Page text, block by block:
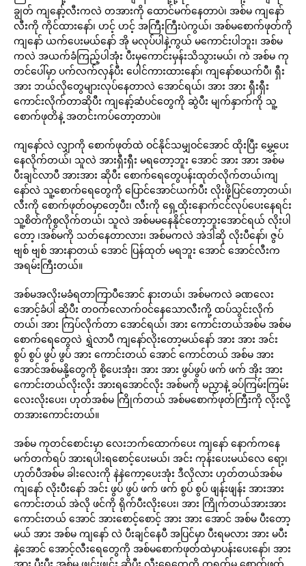
ချွတ် ကျနော့်လီးကလဲ တအားကို ထောင်မက်နေတာပဲ၊ အစ်မ ကျနော်
လီးကို ကိုင်ထားနော်၊ ဟင့် ဟင့် အကြီးကြီးပဲကွယ်၊ အစ်မစောက်ဖုတ်ကို
ကျနော် ယက်ပေးမယ်နော် အို မလုပ်ပါနဲ့ကွယ် မကောင်းပါဘူး၊ အစ်မ
ကလဲ အယက်ခံကြည့်ပါအုံး ပီးမှကောင်းမှန်းသိသွားမယ်၊ ကဲ အစ်မ ကု
တင်ပေါ်မှာ ပက်လက်လှန်ပီး ပေါင်ကားထားနော်၊ ကျနော်စယက်ပီ၊ ရှီး
အား ဘယ်လိုတွေများလုပ်နေတာလဲ အောင်ရယ်၊ အား အား ရှီးရှီး
ကောင်းလိုက်တာဆိုပီး ကျနော့်ဆံပင်တွေကို ဆွဲပီး မျက်နှာက်ကို သူ့
စောက်ဖုတိနဲ့ အတင်းကပ်တော့တာပဲ။
ကျနော်လဲ လျှာကို စောက်ဖုတ်ထဲ ဝင်နိုင်သမျှဝင်အောင် ထိုးပြီး မွှေ့ပေး
နေလိုက်တယ်၊ သူလဲ အားရှီးရှီး မရတော့ဘူး အောင် အား အား အစ်မ
ပီးချင်လာပီ အားအား ဆိုပီး စောက်ရေတွေပန်းထုတ်လိုက်တယ်၊ကျ
နော်လဲ သူ့စောက်ရေတွေကို ပြောင်အောင်ယက်ပီး လိုးဖို့ပြင်တော့တယ်၊
လီးကို စောက်ဖုတ်ဝမှာတေ့ပီး၊ လီးကို ရှေ့ထိုးနောက်ငင်လုပ်ပေးနေရင်း
သူ့စိတ်ကိုစွလိုက်တယ်၊ သူလဲ အစ်မမနေနိုင်တော့ဘူးအောင်ရယ် လိုးပါ
တော့ ၊အစ်မကို သတ်နေတာလား၊ အစ်မကလဲ အဲဒါဆို လိုးပီနော်၊ ဇွပ်
ဗျစ် ဗျစ် အားနာတယ် အောင် ပြန်ထုတ် မရဘူး အောင် အောင်လီးက
အရမ်းကြီးတယ်။
အစ်မအလိုးမခံရတာကြာပီအောင် နားတယ်၊ အစ်မကလဲ ခဏလေး
အောင့်ခံပါ ဆိုပီး တဝက်လောက်ဝင်နေသောလီးကို့ ထပ်သွင်းလိုက်
တယ်၊ အား ကြပ်လိုက်တာ အောင်ရယ်၊ အား ကောင်းတယ်အစ်မ အစ်မ
စောက်ရေတွေလဲ ရွှဲလာပီ ကျနော်လိုးတော့မယ်နော် အား အား အင်း
စွပ် စွပ် ဖွပ် ဖွပ် အား ကောင်းတယ် အောင် ကောင်တယ် အစ်မ အား
အောင်အစ်မနို့တွေကို စို့ပေးအုံး၊ အား အား ဖွပ်ဖွပ် ဖက် ဖက် အိုး အား
ကောင်းတယ်လိုးလိုး အားရအောင်လိုး အစ်မကို မညှာနဲ့ ခပ်ကြမ်းကြမ်း
လေးလိုးပေး၊ ဟုတ်အစ်မ ကြိုက်တယ် အစ်မစောက်ဖုတ်ကြီးကို လိုးလို့
တအားကောင်းတယ်။
အစ်မ ကုတင်စောင်းမှာ လေးဘက်ထောက်ပေး ကျနော် နောက်ကနေ
မက်တက်ရပ် အားရပါးရစောင့်ပေးမယ်၊ အင်း ကုန်းပေးမယ်လေ ရော့၊
ဟုတ်ပီအစ်မ ခါးလေးကို နဲနဲကော့ပေးအုံး ဒီလိုလား ဟုတ်တယ်အစ်မ
ကျနော် လိုးပီးနော် အင်း ဖွပ် ဖွပ် ဖက် ဖက် စွပ် စွပ် ဖျန်းဖျန်း အားအား
ကောင်းတယ် အဲလို ဖင်ကို ရိုက်ပီးလိုးပေး၊ အား ကြိုက်တယ်အားအား
ကောင်းတယ် အောင် အားစောင့်စောင့် အား အား အောင် အစ်မ ပီးတော့
မယ် အား အစ်မ ကျနော် လဲ ပီးချင်နေပီ အပြင်မှာ ပီးရမလား အား မပီး
နဲ့အောင် အောင့်လီးရေတွေကို အစ်မစောက်ဖုတ်ထဲမှာပန်းပေးနော်၊ အား